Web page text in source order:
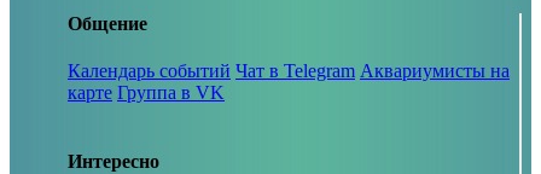
Общение
Календарь событий Чат в Telegram Аквариумисты на
карте Группа в VK
Интересно